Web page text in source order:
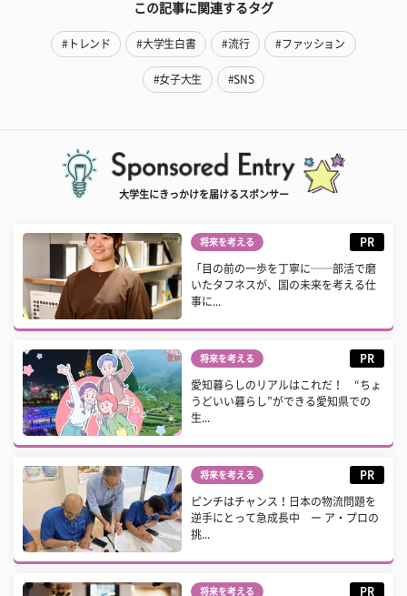
この記事に関連するタグ
#トレンド #大学生白書 #流行 #ファッション
#女子大生 #SNS
大学生にきっかけを届けるスポンサー
将来を考える PR
「目の前の一歩を丁寧に──部活で磨
いたタフネスが、国の未来を考える仕
事に...
将来を考える PR
愛知暮らしのリアルはこれだ！ “ちょ
うどいい暮らし”ができる愛知県での
生...
将来を考える PR
ピンチはチャンス！日本の物流問題を
逆手にとって急成長中 ー ア・プロの
挑...
将来を考える PR